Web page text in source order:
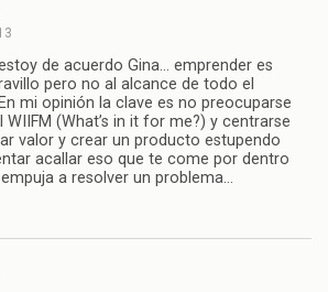
de acuerdo Gina… emprender es
pero no al alcance de todo el
mi opinión la clave es no preocuparse
WIIFM (What’s in it for me?) y centrarse
valor y crear un producto estupendo
acallar eso que te come por dentro
a resolver un problema…